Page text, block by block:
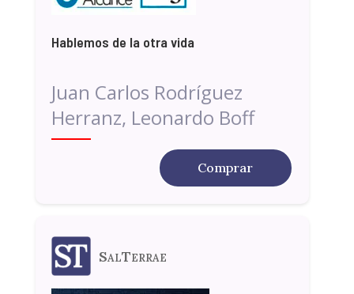
Hablemos de la otra vida
Juan Carlos Rodríguez
Herranz, Leonardo Boff
Comprar
SalTerrae